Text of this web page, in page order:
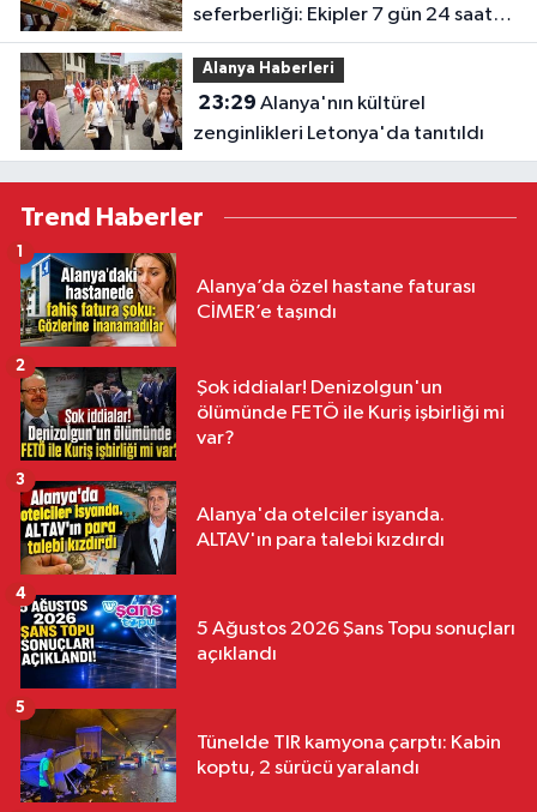
seferberliği: Ekipler 7 gün 24 saat
sahada
Alanya Haberleri
23:29
zenginlikleri Letonya'da tanıtıldı
Trend Haberler
Alanya’da özel hastane faturası
CİMER’e taşındı
1
Şok iddialar! Denizolgun'un
ölümünde FETÖ ile Kuriş işbirliği mi
var?
2
Alanya'da otelciler isyanda.
ALTAV'ın para talebi kızdırdı
3
5 Ağustos 2026 Şans Topu sonuçları
açıklandı
4
Tünelde TIR kamyona çarptı: Kabin
koptu, 2 sürücü yaralandı
5